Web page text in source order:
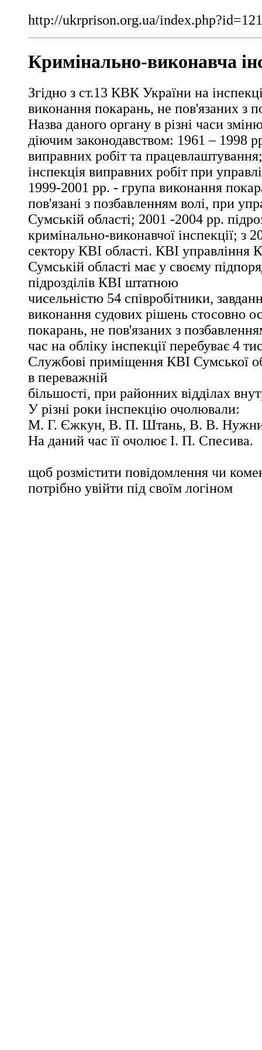
http://ukrprison.org.ua/
Кримінально-виконавча
Згідно з ст.13 КВК України на
виконання покарань, не пов'язаних з
Назва даного органу в різні часи
діючим законодавством: 1961 – 1998
виправних робіт та
інспекція виправних робіт при
1999-2001 рр. - група виконання
пов'язані з позбавленням волі, при
Сумській області; 2001 -2004 рр.
кримінально-виконавчої інспекції; з
сектору КВІ області. КВІ управління
Сумській області має у своєму
підрозділів КВІ штатною
чисельністю 54 співробітники,
виконання судових рішень стосовно
покарань, не пов'язаних з
час на обліку інспекції перебуває 4
Службові приміщення КВІ Сумської
в переважній
більшості, при районних відділах
У різні роки інспекцію очолювали:
М. Г. Єжкун, В. П. Штань, В. В.
На даний час її очолює І. П. Спесива.
щоб розмістити повідомлення чи
потрібно увійти під своїм логіном